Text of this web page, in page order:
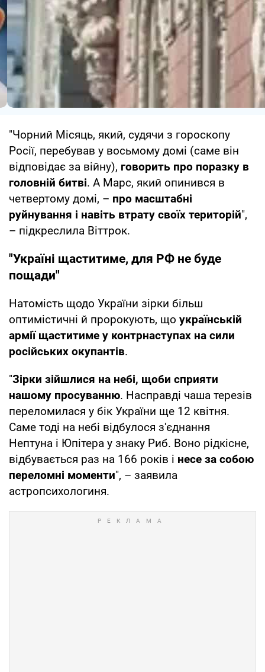
"Чорний Місяць, який, судячи з гороскопу
Росії, перебував у восьмому домі (саме він
відповідає за війну), говорить про поразку в
головній битві. А Марс, який опинився в
четвертому домі, – про масштабні
руйнування і навіть втрату своїх територій",
– підкреслила Віттрок.
"Україні щаститиме, для РФ не буде
пощади"
Натомість щодо України зірки більш
оптимістичні й пророкують, що українській
армії щаститиме у контрнаступах на сили
російських окупантів.
"Зірки зійшлися на небі, щоби сприяти
нашому просуванню. Насправді чаша терезів
переломилася у бік України ще 12 квітня.
Саме тоді на небі відбулося з'єднання
Нептуна і Юпітера у знаку Риб. Воно рідкісне,
відбувається раз на 166 років і несе за собою
переломні моменти", – заявила
астропсихологиня.